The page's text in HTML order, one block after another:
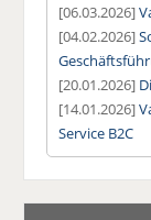
[06.03.2026]
[04.02.2026]
[20.01.2026]
[14.01.2026]
Service B2C